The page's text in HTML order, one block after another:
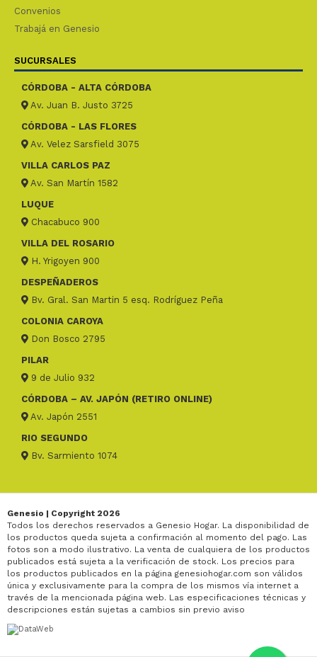
Convenios
Trabajá en Genesio
SUCURSALES
CÓRDOBA - ALTA CÓRDOBA
Av. Juan B. Justo 3725
CÓRDOBA - LAS FLORES
Av. Velez Sarsfield 3075
VILLA CARLOS PAZ
Av. San Martín 1582
LUQUE
Chacabuco 900
VILLA DEL ROSARIO
H. Yrigoyen 900
DESPEÑADEROS
Bv. Gral. San Martin 5 esq. Rodríguez Peña
COLONIA CAROYA
Don Bosco 2795
PILAR
9 de Julio 932
CÓRDOBA – AV. JAPÓN (RETIRO ONLINE)
Av. Japón 2551
RIO SEGUNDO
Bv. Sarmiento 1074
Genesio | Copyright 2026
Todos los derechos reservados a Genesio Hogar. La disponibilidad de
los productos queda sujeta a confirmación al momento del pago. Las
fotos son a modo ilustrativo. La venta de cualquiera de los productos
publicados está sujeta a la verificación de stock. Los precios para
los productos publicados en la página genesiohogar.com son válidos
única y exclusivamente para la compra de los mismos vía internet a
través de la mencionada página web. Las especificaciones técnicas y
descripciones están sujetas a cambios sin previo aviso